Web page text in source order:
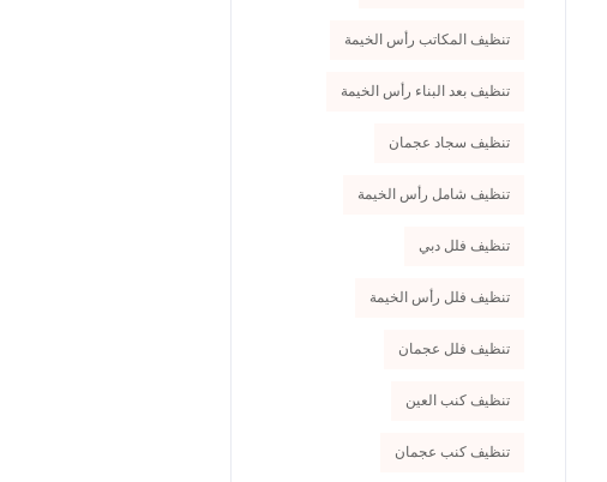
تنظيف المكاتب رأس الخيمة
تنظيف بعد البناء رأس الخيمة
تنظيف سجاد عجمان
تنظيف شامل رأس الخيمة
تنظيف فلل دبي
تنظيف فلل رأس الخيمة
تنظيف فلل عجمان
تنظيف كنب العين
تنظيف كنب عجمان